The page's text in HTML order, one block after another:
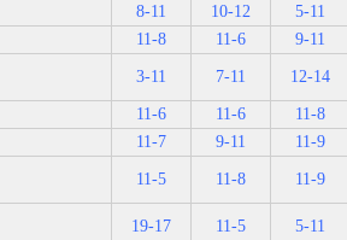
8-11 10-12 5-11
11-8 11-6 9-11
3-11 7-11 12-14
11-6 11-6 11-8
11-7 9-11 11-9
11-5 11-8 11-9
19-17 11-5 5-11